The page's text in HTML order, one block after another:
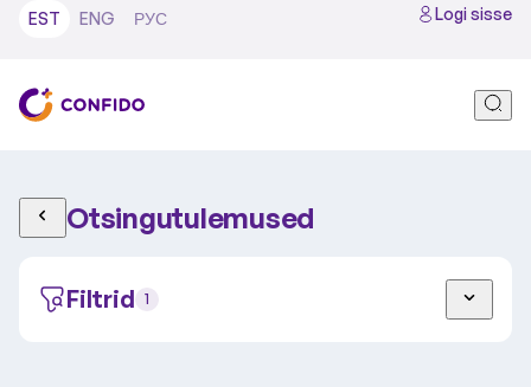
EST ENG РУС Logi sisse
Otsingutulemused
Filtrid 1